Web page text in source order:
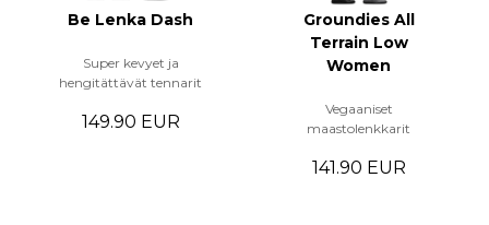
Be Lenka Dash
Super kevyet ja
hengitättävät tennarit
149.90 EUR
Groundies All
Terrain Low
Women
Vegaaniset
maastolenkkarit
141.90 EUR